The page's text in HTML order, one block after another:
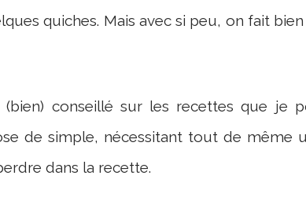
quiches. Mais avec si peu, on fait
conseillé sur les recettes que je
de simple, nécessitant tout de même
dans la recette.